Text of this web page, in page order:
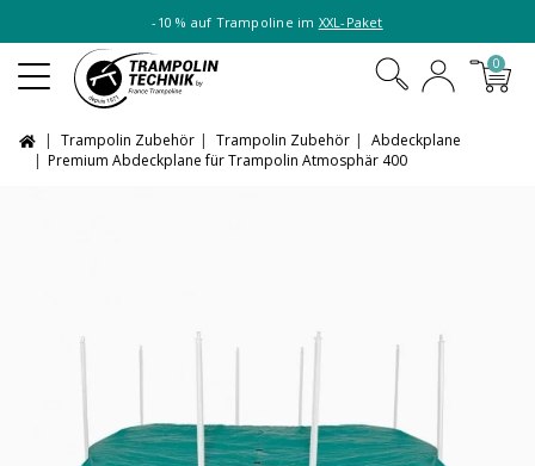
-10 % auf Trampoline im XXL-Paket
0
Trampolin Zubehör Trampolin Zubehör
Abdeckplane
Premium Abdeckplane für Trampolin Atmosphär 400